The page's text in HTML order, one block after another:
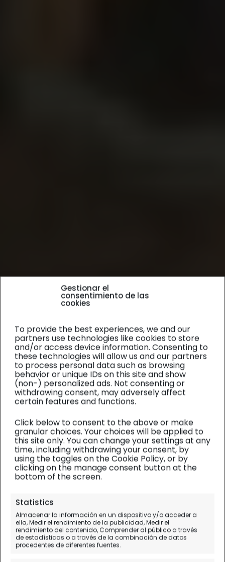
Gestionar el
consentimiento de las
cookies
To provide the best experiences, we and our
partners use technologies like cookies to store
and/or access device information. Consenting to
these technologies will allow us and our partners
to process personal data such as browsing
behavior or unique IDs on this site and show
(non-) personalized ads. Not consenting or
withdrawing consent, may adversely affect
certain features and functions.
Click below to consent to the above or make
granular choices. Your choices will be applied to
this site only. You can change your settings at any
time, including withdrawing your consent, by
using the toggles on the Cookie Policy, or by
clicking on the manage consent button at the
bottom of the screen.
Statistics
Almacenar la información en un dispositivo y/o acceder a
ella, Medir el rendimiento de la publicidad, Medir el
rendimiento del contenido, Comprender al público a través
de estadísticas o a través de la combinación de datos
procedentes de diferentes fuentes.
Las 11 mejores excursiones en
Oporto (y más reservadas)